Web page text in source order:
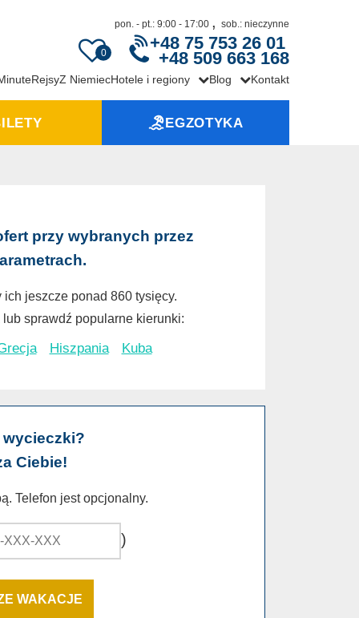
0
pon. - pt.: 9:00 - 17:00 , sob.: nieczynne
+48 75 753 26 01
+48 509 663 168
RejsyZ NiemiecHotele i regiony Blog Kontakt
EGZOTYKA
przy wybranych przez
jeszcze ponad 860 tysięcy.
sprawdź popularne kierunki:
Hiszpania Kuba
wycieczki?
Ciebie!
Telefon jest opcjonalny.
)
WAKACJE